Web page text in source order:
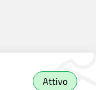
Attivo